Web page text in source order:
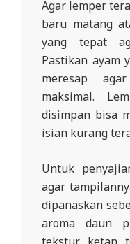
Agar lemper
baru matang
yang tepat
Pastikan ayam
meresap
maksimal.
disimpan bisa
isian kurang
Untuk
agar
dipanaskan
aroma daun